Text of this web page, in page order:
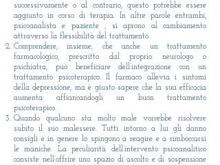
successivamente o al contrario, questo potrebbe essere
aggiunto in corso di terapia. In altre parole entrambi,
psicoanalista e paziente , si aprono al cambiamento
attraverso la flessibilità del trattamento.
Comprendere, insieme, che anche un trattamento
farmacologico, prescritto dal proprio neurologo o
psichiatra, può beneficiare dell’integrazione con un
trattamento psicoterapico. Il farmaco allevia i sintomi
della depressione, ma è giusto sapere che la sua efficacia
aumenta affiancandogli un buon trattamento
psicoterapico.
Quando qualcuno sta molto male vorrebbe risolvere
subito il suo malessere. Tutti intorno a lui gli danno
consigli e in genere lo spingono a reagire e a rimboccarsi
le maniche. La peculiarità dell’intervento psicoanalitico
consiste nell’offrire uno spazio di ascolto e di sospensione